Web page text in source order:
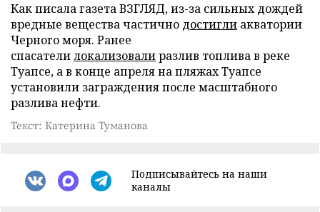
Как писала газета ВЗГЛЯД, из-за сильных дождей
вредные вещества частично достигли акватории
Черного моря. Ранее
спасателилокализовалиразлив топлива в реке
Туапсе, а в конце апреля на пляжах Туапсе
установили заграждения после масштабного
разлива нефти.
Текст: Катерина Туманова
Подписывайтесь на наши
каналы